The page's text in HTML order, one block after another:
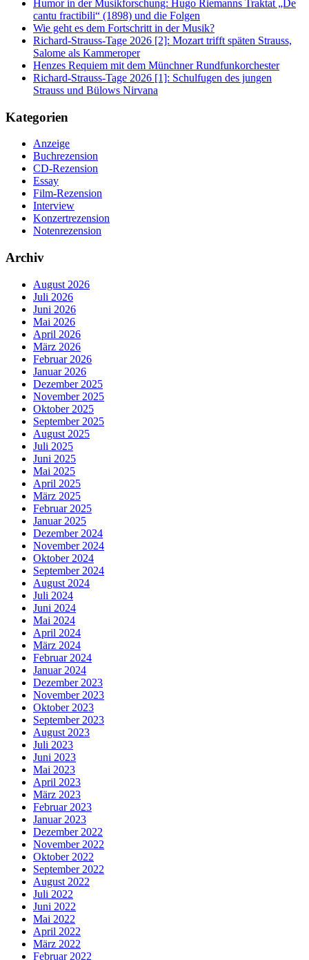
Humor in der Musikforschung: Hugo Riemanns Traktat „De
cantu fractibili“ (1898) und die Folgen
Wie geht es dem Fortschritt in der Musik?
Richard-Strauss-Tage 2026 [2]: Mozart trifft späten Strauss,
Salome als Kammeroper
Henzes Requiem mit dem Münchner Rundfunkorchester
Richard-Strauss-Tage 2026 [1]: Schulfugen des jungen
Strauss und Bülows Nirvana
Kategorien
Anzeige
Buchrezension
CD-Rezension
Essay
Film-Rezension
Interview
Konzertrezension
Notenrezension
Archiv
August 2026
Juli 2026
Juni 2026
Mai 2026
April 2026
März 2026
Februar 2026
Januar 2026
Dezember 2025
November 2025
Oktober 2025
September 2025
August 2025
Juli 2025
Juni 2025
Mai 2025
April 2025
März 2025
Februar 2025
Januar 2025
Dezember 2024
November 2024
Oktober 2024
September 2024
August 2024
Juli 2024
Juni 2024
Mai 2024
April 2024
März 2024
Februar 2024
Januar 2024
Dezember 2023
November 2023
Oktober 2023
September 2023
August 2023
Juli 2023
Juni 2023
Mai 2023
April 2023
März 2023
Februar 2023
Januar 2023
Dezember 2022
November 2022
Oktober 2022
September 2022
August 2022
Juli 2022
Juni 2022
Mai 2022
April 2022
März 2022
Februar 2022